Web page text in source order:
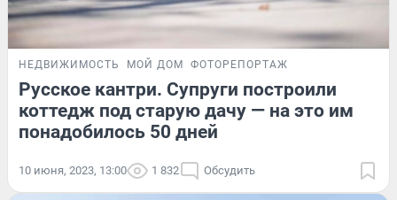
НЕДВИЖИМОСТЬ МОЙ ДОМ ФОТОРЕПОРТАЖ
Русское кантри. Супруги построили
коттедж под старую дачу — на это им
понадобилось 50 дней
10 июня, 2023, 13:00 1 832 Обсудить